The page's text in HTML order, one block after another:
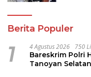
Berita Populer
1 4 Agustus 2026 750
Bareskrim Polri
Tanoyan